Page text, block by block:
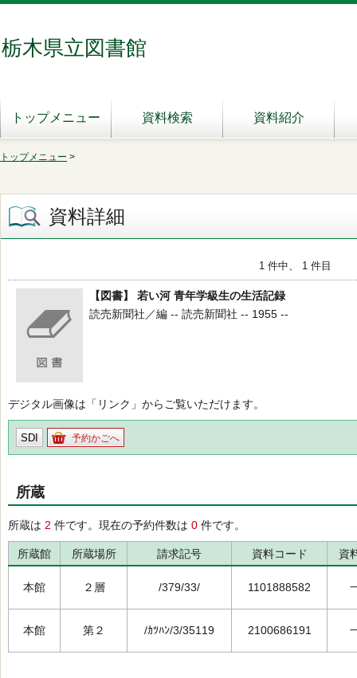
栃木県立図書館
トップメニュー 資料検索 資料紹介
トップメニュー >
資料詳細
1 件中、 1 件目
【図書】 若い河 青年学級生の生活記録
読売新聞社／編 -- 読売新聞社 -- 1955 --
デジタル画像は「リンク」からご覧いただけます。
SDI 予約かごへ
所蔵
所蔵は 2 件です。現在の予約件数は 0 件です。
所蔵館 所蔵場所 請求記号 資料コード 資
本館 ２層 /379/33/ 1101888582
本館 第２ /ｶﾂﾊﾝ/3/35119 2100686191